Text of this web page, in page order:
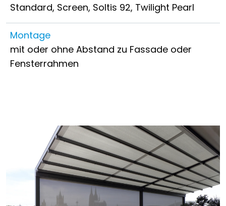
Standard, Screen, Soltis 92, Twilight Pearl
Montage
mit oder ohne Abstand zu Fassade oder
Fensterrahmen